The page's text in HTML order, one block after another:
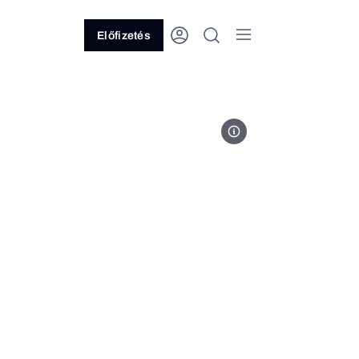
Előfizetés
Doktor24 recepció